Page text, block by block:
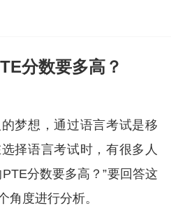
分数要多高？
梦想，通过语言考试是移
择语言考试时，有很多人
分数要多高？”要回答这
角度进行分析。